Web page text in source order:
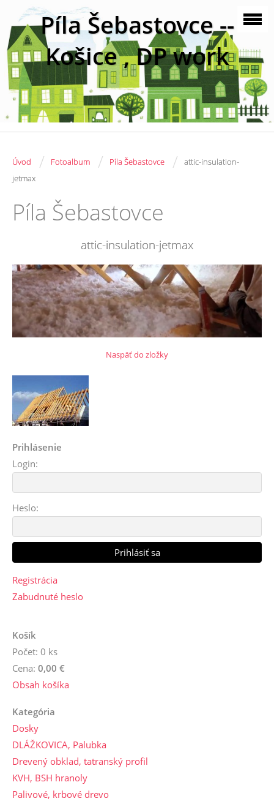
Píla Šebastovce --
Košice , DP work
Úvod / Fotoalbum / Píla Šebastovce /
attic-insulation-
jetmax
Píla Šebastovce
attic-insulation-jetmax
Naspäť do zložky
Prihlásenie
Login:
Heslo:
Registrácia
Zabudnuté heslo
Košík
Počet: 0 ks
Cena: 0,00 €
Obsah košíka
Kategória
Dosky
DLÁŽKOVICA, Palubka
Drevený obklad, tatranský profil
KVH, BSH hranoly
Palivové, krbové drevo